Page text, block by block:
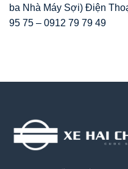
ba Nhà Máy Sợi) Điện
95 75 – 0912 79 79 49